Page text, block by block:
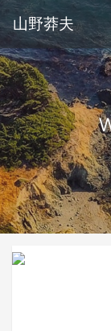
山野莽夫